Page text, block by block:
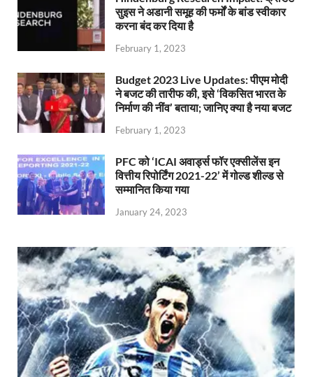
सुइस ने अडानी समूह की फर्मों के बांड स्वीकार
करना बंद कर दिया है
February 1, 2023
Budget 2023 Live Updates: पीएम मोदी
ने बजट की तारीफ की, इसे ‘विकसित भारत के
निर्माण की नींव’ बताया; जानिए क्या है नया बजट
February 1, 2023
PFC को ‘ICAI अवार्ड्स फॉर एक्सीलेंस इन
वित्तीय रिपोर्टिंग 2021-22’ में गोल्ड शील्ड से
सम्मानित किया गया
January 24, 2023